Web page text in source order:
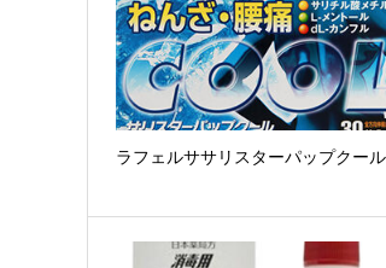
ラフェルササリスターパップクール